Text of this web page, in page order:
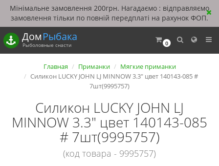
Мінімальне замовлення 200грн. Нагадаємо : відправляємо
замовлення тільки по повній передплаті на рахунок ФОП.
0
ДомРыбака
Рыболовные снасти
Главная Приманки
Мягкие приманки
Силикон LUCKY JOHN LJ MINNOW 3.3" цвет 140143-085 #
7шт(9995757)
Силикон LUCKY JOHN LJ
MINNOW 3.3" цвет 140143-085
# 7шт(9995757)
(код товара - 9995757)